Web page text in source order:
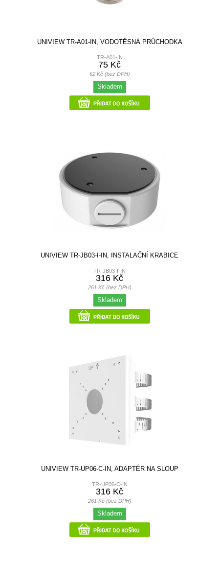
UNIVIEW TR-A01-IN, VODOTĚSNÁ PRŮCHODKA
TR-A01-IN
75 Kč
62 Kč (bez DPH)
Skladem
UNIVIEW TR-JB03-I-IN, INSTALAČNÍ KRABICE
TR-JB03-I-IN
316 Kč
261 Kč (bez DPH)
Skladem
UNIVIEW TR-UP06-C-IN, ADAPTÉR NA SLOUP
TR-UP06-C-IN
316 Kč
261 Kč (bez DPH)
Skladem